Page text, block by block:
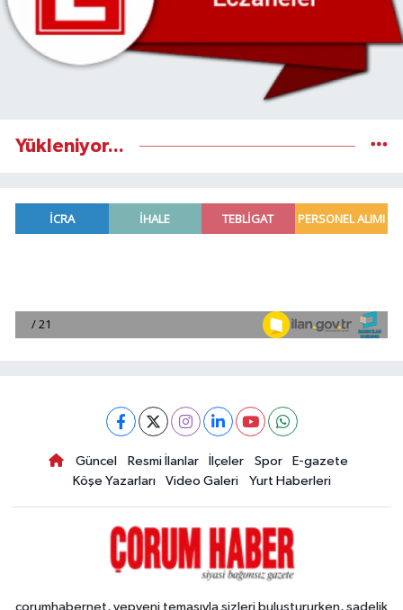
Yükleniyor...
Güncel Resmi İlanlar İlçeler Spor
E-gazete
Köşe Yazarları
Video Galeri Yurt Haberleri
corumhabernet, yepyeni temasıyla sizleri buluştururken, sadelik